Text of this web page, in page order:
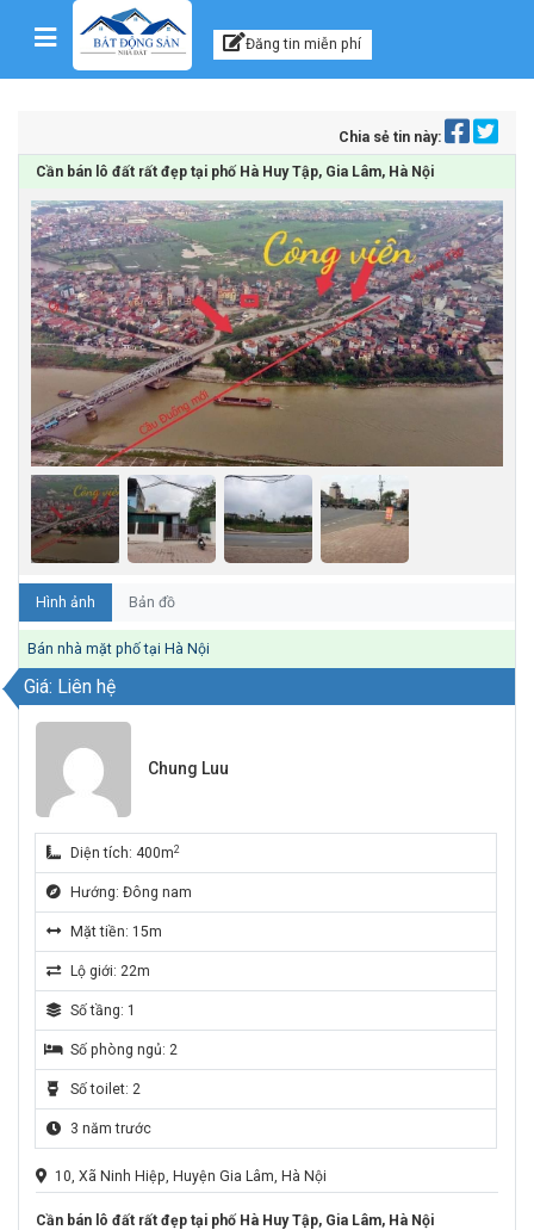
Skip to content Kênh thông tin, tư vấn
Đăng tin miễn phí
Chia sẻ tin này:
Cần bán lô đất rất đẹp tại phố Hà Huy Tập, Gia Lâm, Hà Nội
Hình ảnh Bản đồ
Bán nhà mặt phố tại Hà Nội
Giá: Liên hệ
Chung Luu
Diện tích: 400m2
Hướng: Đông nam
Mặt tiền: 15m
Lộ giới: 22m
Số tầng: 1
Số phòng ngủ: 2
Số toilet: 2
3 năm trước
10, Xã Ninh Hiệp, Huyện Gia Lâm, Hà Nội
Cần bán lô đất rất đẹp tại phố Hà Huy Tập, Gia Lâm, Hà Nội